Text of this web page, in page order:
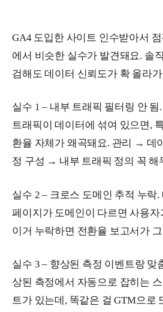
GA4 도입한 사이트 인수받아서
에서 비슷한 실수가 발견돼요. 솔
검해도 데이터 신뢰도가 확 올라
실수 1 – 내부 트래픽 필터링 안
트래픽이 데이터에 섞여 있으면,
환율 자체가 왜곡돼요. 관리 → 데
정 구성 → 내부 트래픽 정의 꼭 해
실수 2 – 크로스 도메인 추적 누락.
페이지가 도메인이 다르면 사용자
이거 누락하면 전환율 보고서가
실수 3 – 향상된 측정 이벤트랑 맞
상된 측정에서 자동으로 잡히는
트가 있는데, 똑같은 걸 GTM으로